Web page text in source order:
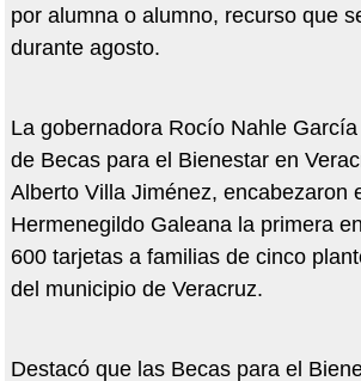
por alumna o alumno, recurso que
durante agosto.
La gobernadora Rocío Nahle
de Becas para el Bienestar en
Alberto Villa Jiménez, encabezaron
Hermenegildo Galeana la primera
600 tarjetas a familias de cinco
del municipio de Veracruz.
Destacó que las Becas para el